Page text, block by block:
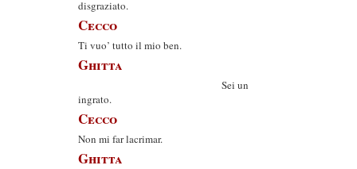
disgraziato.
Cecco
Ti vuo’ tutto il mio ben.
Ghitta
Sei un
ingrato.
Cecco
Non mi far lacrimar.
Ghitta